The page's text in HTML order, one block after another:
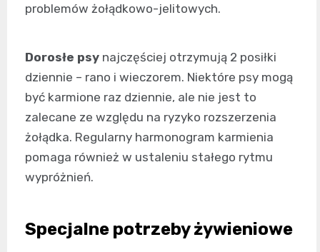
problemów żołądkowo-jelitowych.
Dorosłe psy najczęściej otrzymują 2 posiłki
dziennie – rano i wieczorem. Niektóre psy mogą
być karmione raz dziennie, ale nie jest to
zalecane ze względu na ryzyko rozszerzenia
żołądka. Regularny harmonogram karmienia
pomaga również w ustaleniu stałego rytmu
wypróżnień.
Specjalne potrzeby żywieniowe